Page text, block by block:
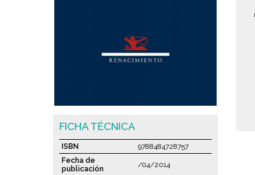
FICHA TÉCNICA
ISBN
9788484728757
Fecha de
publicación
/04/2014